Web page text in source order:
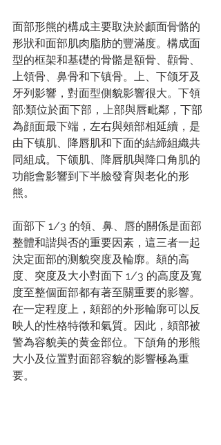
面部形熊的構成主要取決於顱面骨骼的
形狀和面部肌肉脂肪的豐滿度。構成面
型的框架和基礎的骨骼是額骨、顴骨、
上領骨、鼻骨和下镇骨。上、下颌牙及
牙列影響，對面型側貌影響很大。下領
部:類位於面下部，上部與唇毗鄰，下部
為顔面最下端，左右與頰部相延續，是
由下镇肌、降唇肌和下面的結締組織共
同組成。下颌肌、降唇肌與降口角肌的
功能會影響到下半臉發育與老化的形
熊。
面部下 1/3 的領、鼻、唇的關係是面部
整體和諧與否的重要因素，這三者一起
決定面部的测貌突度及輪廓。頦的高
度、突度及大小對面下 1/3 的高度及寬
度至整個面部都有著至關重要的影響。
在一定程度上，頦部的外形輪廓可以反
映人的性格特徵和氣質。因此，頦部被
警為容貌美的黄金部位。下頜角的形熊
大小及位置對面部容貌的影響極為重
要。